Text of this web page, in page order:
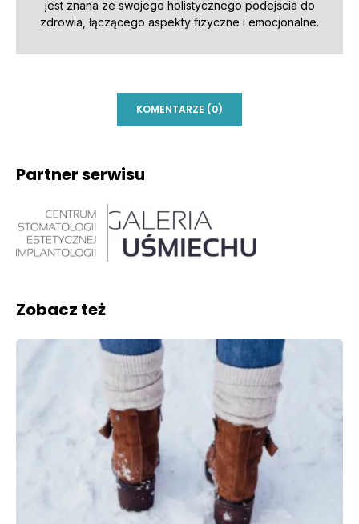
jest znana ze swojego holistycznego podejścia do
zdrowia, łączącego aspekty fizyczne i emocjonalne.
KOMENTARZE (0)
Partner serwisu
Zobacz też